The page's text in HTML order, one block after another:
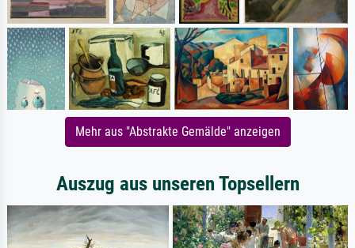
Mehr aus "Abstrakte Gemälde" anzeigen
Auszug aus unseren Topsellern